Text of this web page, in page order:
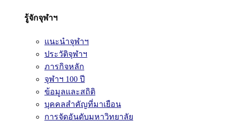
รู้จักจุฬาฯ
แนะนำจุฬาฯ
ประวัติจุฬาฯ
ภารกิจหลัก
จุฬาฯ 100 ปี
ข้อมูลและสถิติ
บุคคลสำคัญที่มาเยือน
การจัดอันดับมหาวิทยาลัย